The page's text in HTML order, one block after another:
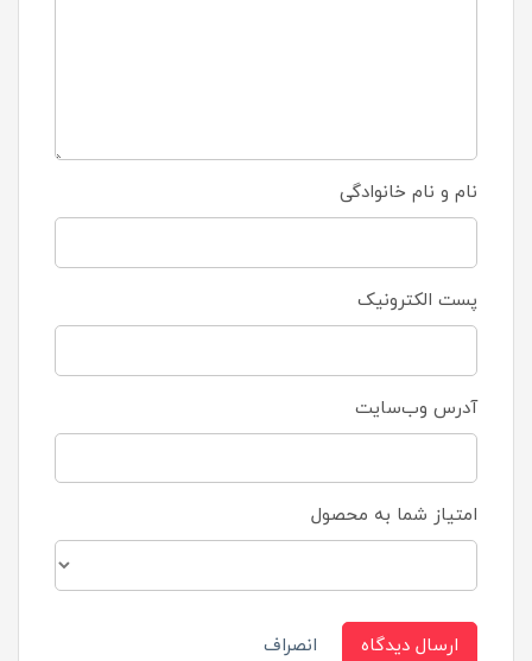
نام و نام خانوادگی
پست الکترونیک
آدرس وب‌سایت
امتیاز شما به محصول
ارسال دیدگاه انصراف